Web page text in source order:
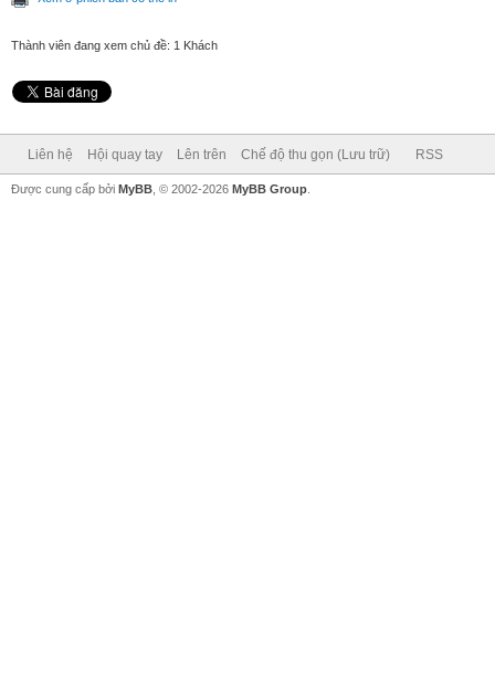
Thành viên đang xem chủ đề: 1 Khách
Liên hệ Hội quay tay Lên trên Chế độ thu gọn (Lưu trữ) RSS
Được cung cấp bởi MyBB , © 2002-2026 MyBB Group